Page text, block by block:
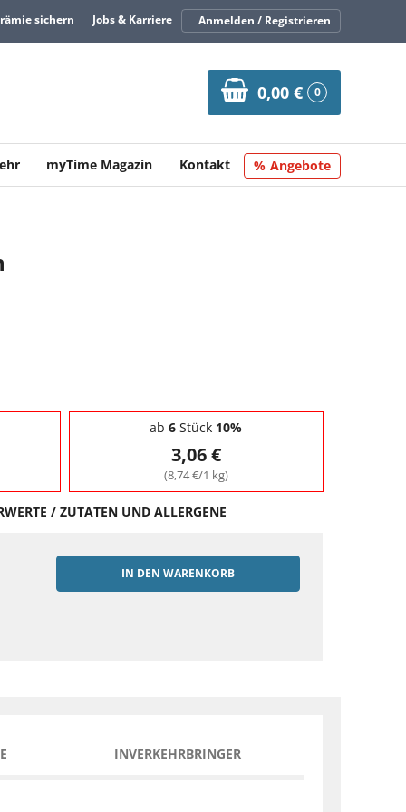
sichern Jobs & Karriere Anmelden / Registrieren
0,00 € 0
myTime Magazin Kontakt Angebote
ab 6 Stück 10%
3,06 €
(8,74 €/1 kg)
/ ZUTATEN UND ALLERGENE
IN DEN WARENKORB
INVERKEHRBRINGER